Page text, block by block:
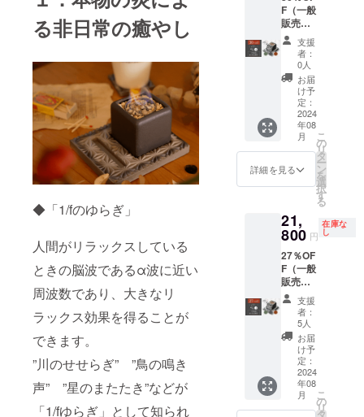
る非日常の癒やし
◆「1/fのゆらぎ」
人間がリラックスしている
ときの脳波であるα波に近い
周波数であり、大きなリ
ラックス効果を得ることが
できます。
”川のせせらぎ” ”鳥の鳴き
声” ”星のまたたき”などが
「1/fゆらぎ」として知られ
の備え
にも使
える。
25％OF
F（一般
販売予
定価格
30,000
⇒22,30
0円）消
費税・
配送料
色、陽
土色、
【内
容】 ・
本体×１
・土台×
１ ・火
消蓋
（コー
ター）×
１ ・木
箱×１
愛媛県
消蓋
（コー
ス
ター）×
２ ・木
箱×２
愛媛県
今治市
菊間町
の伝統
工芸菊
間瓦を
使った
日の癒
しアイ
災害時
の備え
にも使
える。
F（一般
販売予
定価格
30,000
⇒63,00
0円）消
費税・
配送料
込み カ
ラー：
鍛黒
色、陽
土色、
容】 ・
本体×３
・土台×
３ ・火
消蓋
（コー
ス
ター）×
３ ・木
箱×３
愛媛県
今治市
菊間町
の伝統
工芸菊
間瓦を
支援
者：
0人
お届
け予
定：
2024
年08
月
詳細を見る
こ
の
リ
タ
ー
ン
を
選
択
す
る
21,
800 円
在庫な
し
27％OF
F（一般
販売予
定価格
30,000
⇒21,80
0円）消
費税・
配送料
込み カ
ラー：
鍛黒
支援
者：
5人
お届
け予
定：
2024
年08
月
こ
の
リ